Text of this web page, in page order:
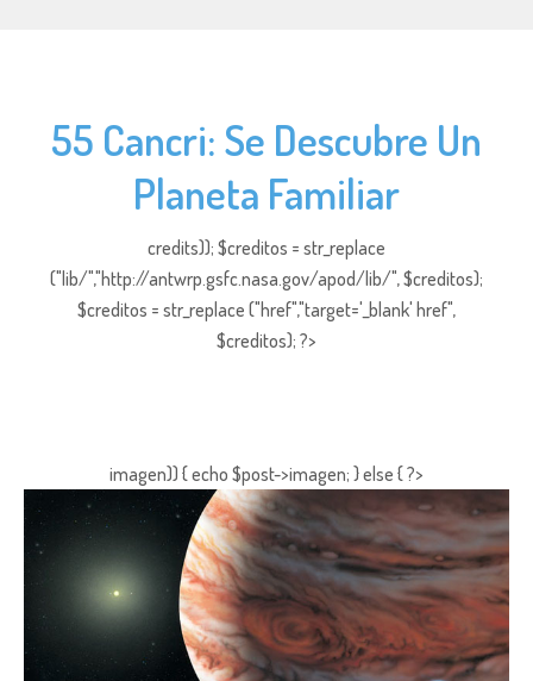
55 Cancri: Se Descubre Un
Planeta Familiar
credits)); $creditos = str_replace
("lib/","http://antwrp.gsfc.nasa.gov/apod/lib/", $creditos);
$creditos = str_replace ("href","target='_blank' href",
$creditos); ?>
imagen)) { echo $post->imagen; } else { ?>